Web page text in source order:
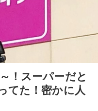
！スーパーだと
てた！密かに人